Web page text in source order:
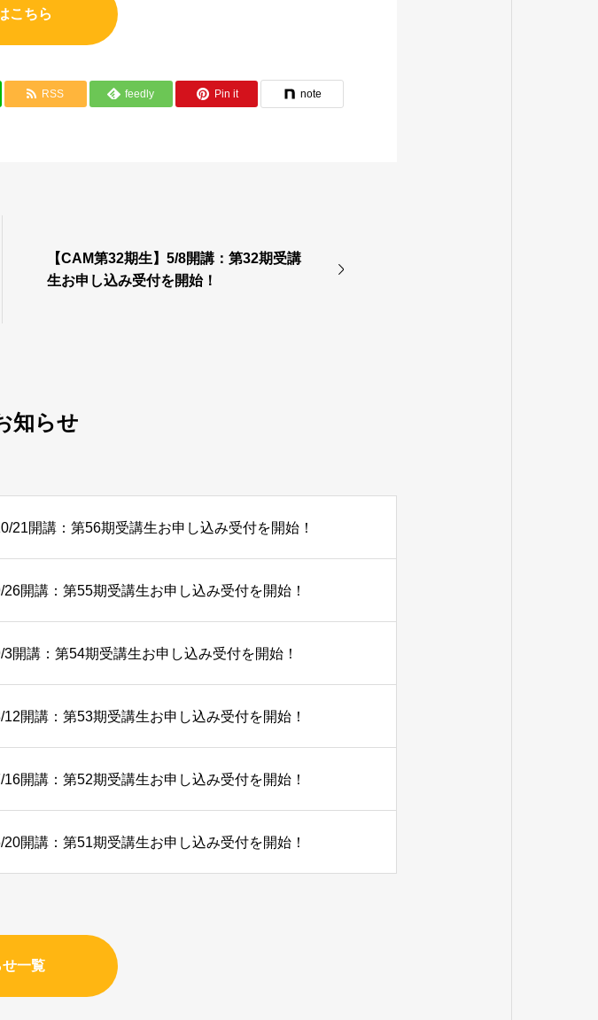
こちら
RSS feedly Pin it note
【CAM第32期生】5/8開講：第32期受講
生お申し込み受付を開始！
知らせ
21開講：第56期受講生お申し込み受付を開始！
26開講：第55期受講生お申し込み受付を開始！
3開講：第54期受講生お申し込み受付を開始！
12開講：第53期受講生お申し込み受付を開始！
16開講：第52期受講生お申し込み受付を開始！
20開講：第51期受講生お申し込み受付を開始！
一覧